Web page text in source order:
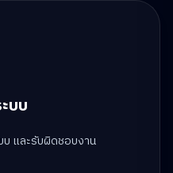
บบ
และรับผิดชอบงาน